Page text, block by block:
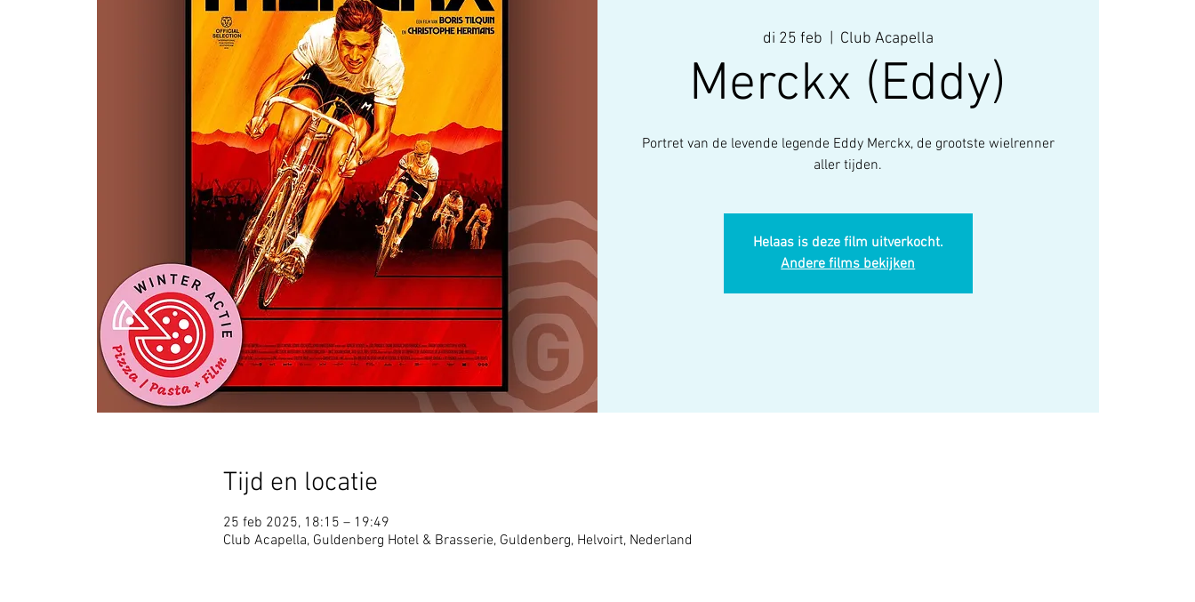
di 25 feb
  |
Club Acapella
Merckx (Eddy)
Portret van de levende legende Eddy Merckx, de grootste wielrenner
aller tijden.
Helaas is deze film uitverkocht.
Andere films bekijken
Tijd en locatie
25 feb 2025, 18:15 – 19:49
Club Acapella, Guldenberg Hotel & Brasserie, Guldenberg, Helvoirt, Nederland